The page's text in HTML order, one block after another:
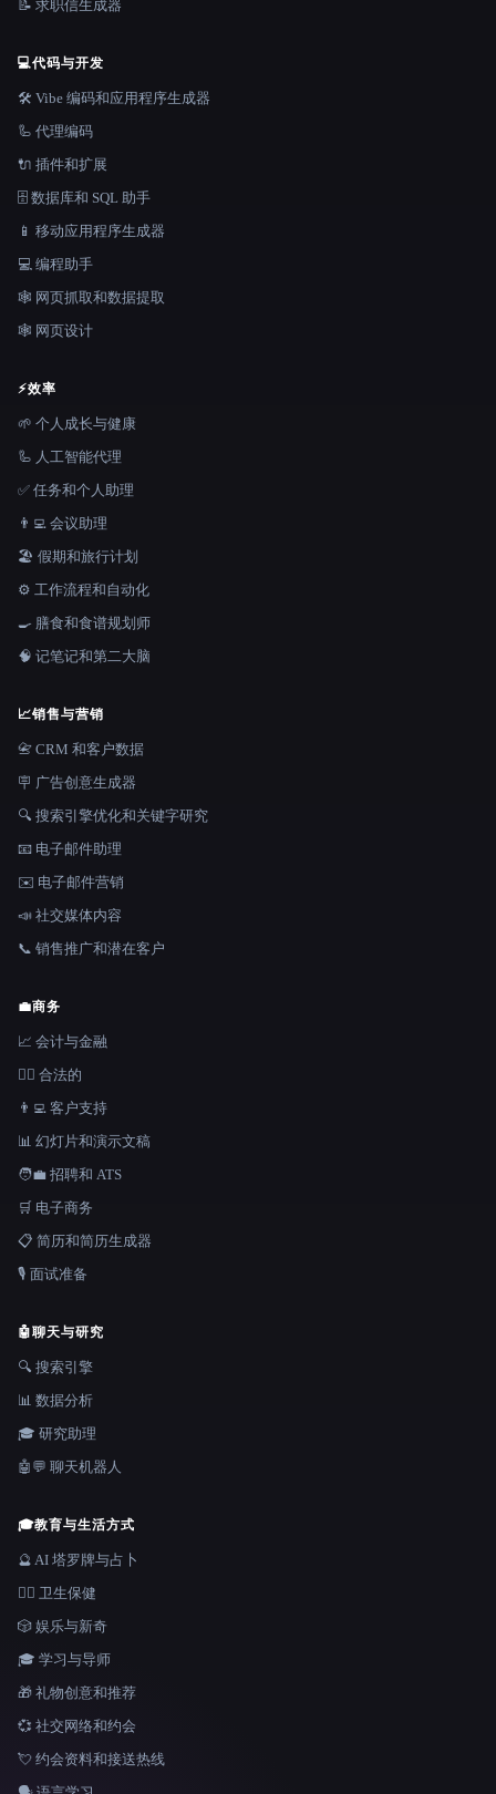
📝 求职信生成器
💻代码与开发
🛠️ Vibe 编码和应用程序生成器
🦾 代理编码
🔌 插件和扩展
🗄️ 数据库和 SQL 助手
📱 移动应用程序生成器
💻 编程助手
🕸️ 网页抓取和数据提取
🕸 网页设计
⚡效率
🌱 个人成长与健康
🦾 人工智能代理
✅ 任务和个人助理
👨‍💻 会议助理
🏖 假期和旅行计划
⚙️ 工作流程和自动化
🍳 膳食和食谱规划师
🧠 记笔记和第二大脑
📈销售与营销
📇 CRM 和客户数据
🪧 广告创意生成器
🔍 搜索引擎优化和关键字研究
📧 电子邮件助理
✉️ 电子邮件营销
📣 社交媒体内容
📞 销售推广和潜在客户
💼商务
📈 会计与金融
👩‍⚖️ 合法的
👨‍💻 客户支持
📊 幻灯片和演示文稿
🧑‍💼 招聘和 ATS
🛒 电子商务
📋 简历和简历生成器
🎙️ 面试准备
🤖聊天与研究
🔍 搜索引擎
📊 数据分析
🎓 研究助理
🤖💬 聊天机器人
🎓教育与生活方式
🔮 AI 塔罗牌与占卜
👩‍⚕️ 卫生保健
🎲 娱乐与新奇
🎓 学习与导师
🎁 礼物创意和推荐
💞 社交网络和约会
💘 约会资料和接送热线